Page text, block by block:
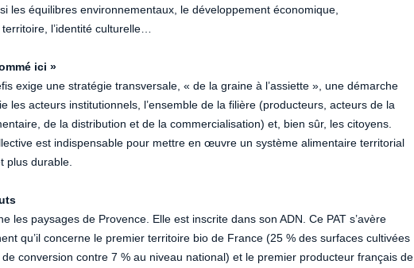
les équilibres environnementaux, le développement économique,
l’identité culturelle…
ici »
exige une stratégie transversale, « de la graine à l’assiette », une démarche
les acteurs institutionnels, l’ensemble de la filière (producteurs, acteurs de la
de la distribution et de la commercialisation) et, bien sûr, les citoyens.
est indispensable pour mettre en œuvre un système alimentaire territorial
plus durable.
les paysages de Provence. Elle est inscrite dans son ADN. Ce PAT s’avère
qu’il concerne le premier territoire bio de France (25 % des surfaces cultivées
conversion contre 7 % au niveau national) et le premier producteur français de